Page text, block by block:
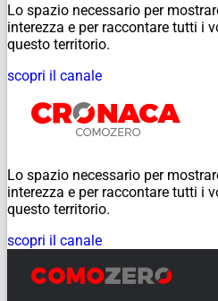
Lo spazio necessario per
interezza e per raccontare tutti i
questo territorio.
scopri il canale
Lo spazio necessario per
interezza e per raccontare tutti i
questo territorio.
scopri il canale